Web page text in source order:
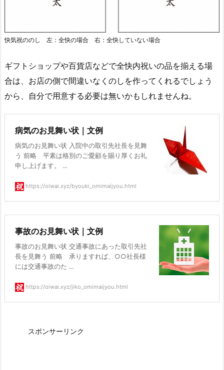
快気祝ののし 左：全快の場合 右：全快していない場合
ギフトショップや百貨店などで全快内祝いの品を揃える場
合は、お店の側で間違いなくのしを作ってくれるでしょう
から、自分で用意する必要は無いかもしれませんね。
病気のお見舞い状｜文例
病気のお見舞い状 入院中の取引先社長を見舞
う 前略 平素は格別のご愛顧を賜り厚くお礼
申し上げます。 ...
https://oiwai.xyz/byouki_omimaijyou.html
事故のお見舞い状｜文例
事故のお見舞い状 交通事故にあった取引先社
長を見舞う 前略 承りますれば、○○社長様
には交通事故のた ...
https://oiwai.xyz/jiko_omimaijyou.html
スポンサーリンク